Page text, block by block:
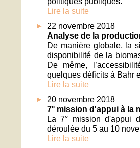
Lire la suite
22 novembre 2018
Analyse de la
De manière globale, la
disponibilité de la
De même,
quelques déficits à Bahr
Lire la suite
20 novembre 2018
7° mission d'appui à la
La 7° mission d'appui
déroulée du 5 au 10
Lire la suite